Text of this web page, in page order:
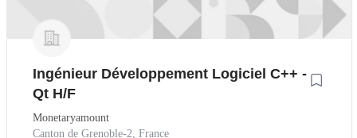
Ingénieur Développement Logiciel C++ -
Qt H/F
Monetaryamount
Canton de Grenoble-2, France